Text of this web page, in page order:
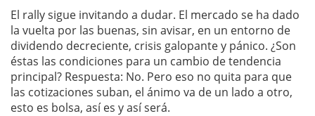
El rally sigue invitando a dudar. El mercado se ha dado
la vuelta por las buenas, sin avisar, en un entorno de
dividendo decreciente, crisis galopante y pánico. ¿Son
éstas las condiciones para un cambio de tendencia
principal? Respuesta: No. Pero eso no quita para que
las cotizaciones suban, el ánimo va de un lado a otro,
esto es bolsa, así es y así será.